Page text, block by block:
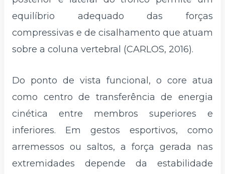
equilíbrio adequado das forças
compressivas e de cisalhamento que atuam
sobre a coluna vertebral (CARLOS, 2016).
Do ponto de vista funcional, o core atua
como centro de transferência de energia
cinética entre membros superiores e
inferiores. Em gestos esportivos, como
arremessos ou saltos, a força gerada nas
extremidades depende da estabilidade